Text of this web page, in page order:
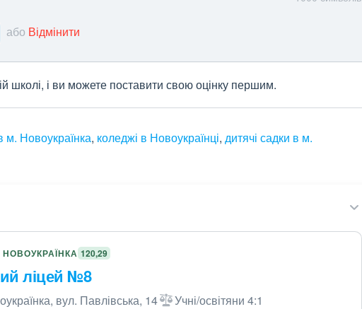
або Відмінити
школі, і ви можете поставити свою оцінку першим.
м. Новоукраїнка, коледжі в Новоукраїнці, дитячі садки в м.
120,29
ліцей №8
вул. Павлівська, 14 Учні/освітяни 4:1